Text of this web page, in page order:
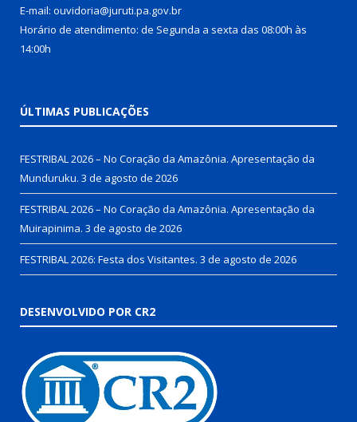
E-mail: ouvidoria@juruti.pa.gov.br
Horário de atendimento: de Segunda a sexta das 08:00h às
14:00h
ÚLTIMAS PUBLICAÇÕES
FESTRIBAL 2026 – No Coração da Amazônia. Apresentação da
Munduruku. 3 de agosto de 2026
FESTRIBAL 2026 – No Coração da Amazônia. Apresentação da
Muirapinima. 3 de agosto de 2026
FESTRIBAL 2026: Festa dos Visitantes. 3 de agosto de 2026
DESENVOLVIDO POR CR2